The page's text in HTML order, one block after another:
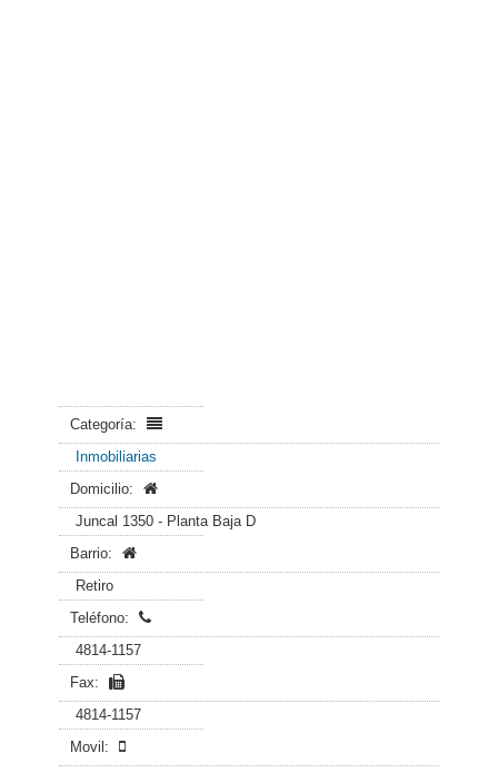
Categoría:
Inmobiliarias
Domicilio:
Juncal 1350 - Planta Baja D
Barrio:
Retiro
Teléfono:
4814-1157
Fax:
4814-1157
Movil: